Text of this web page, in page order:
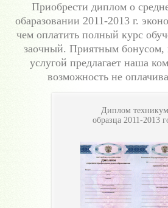
Приобрести диплом о
обaразовании 2011-2013 г.
чем оплатить полный курс
заочный. Приятным бонусом,
услугой предлагает наша
возможность не
Диплом
образца 2011-2013